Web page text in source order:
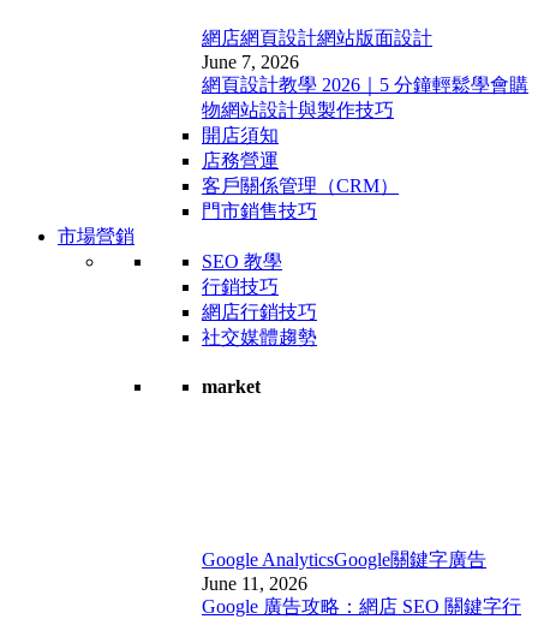
網店網頁設計網站版面設計
June 7, 2026
網頁設計教學 2026｜5 分鐘輕鬆學會購
物網站設計與製作技巧
開店須知
店務營運
客戶關係管理（CRM）
門市銷售技巧
市場營銷
SEO 教學
行銷技巧
網店行銷技巧
社交媒體趨勢
market
Google AnalyticsGoogle關鍵字廣告
June 11, 2026
Google 廣告攻略：網店 SEO 關鍵字行